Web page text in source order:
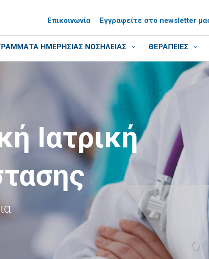
Επικοινωνία Εγγραφείτε στο newsletter
ΗΜΕΡΗΣΙΑΣ ΝΟΣΗΛΕΙΑΣ ΘΕΡΑΠΕΙΕΣ
Ιατρική